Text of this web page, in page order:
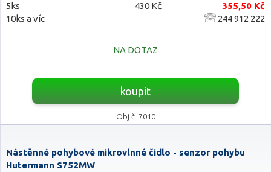
5ks
430 Kč
355,50 Kč
10ks a víc
244 912 222
NA DOTAZ
koupit
Obj.č. 7010
Nástěnné pohybové mikrovlnné čidlo - senzor pohybu
Hutermann S752MW